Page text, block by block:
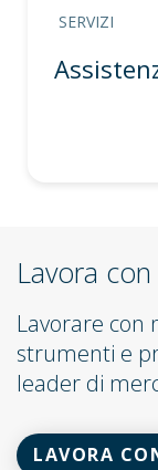
SERVIZI
Lavora
Lavorare con
strumenti e
leader di
LAVORA